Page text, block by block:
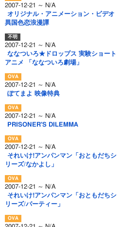
2007-12-21 ～ N/A
オリジナル・アニメーション・ビデオ
異国色恋浪漫譚
2007-12-21 ～ N/A
ななついろ★ドロップス 実験ショート
アニメ 「ななついろ劇場」
2007-12-21 ～ N/A
ぽてまよ 映像特典
2007-12-21 ～ N/A
PRISONER'S DILEMMA
2007-12-21 ～ N/A
それいけ!アンパンマン「おともだちシ
リーズ/なかよし」
2007-12-21 ～ N/A
それいけ!アンパンマン「おともだちシ
リーズ/パーティー」